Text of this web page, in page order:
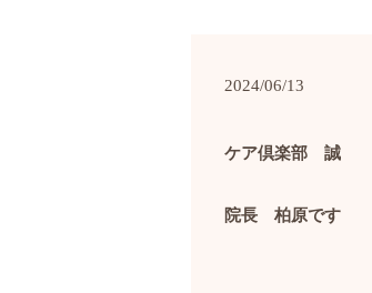
2024/06/13
ケア倶楽部 誠
院長 柏原です